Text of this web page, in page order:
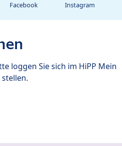
Facebook Instagram
loggen Sie sich im HiPP Mein